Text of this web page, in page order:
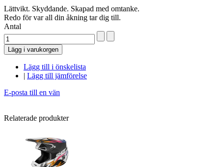
Lättvikt. Skyddande. Skapad med omtanke.
Redo för var all din åkning tar dig till.
Antal
Lägg i varukorgen
Lägg till i önskelista
| Lägg till jämförelse
E-posta till en vän
Relaterade produkter